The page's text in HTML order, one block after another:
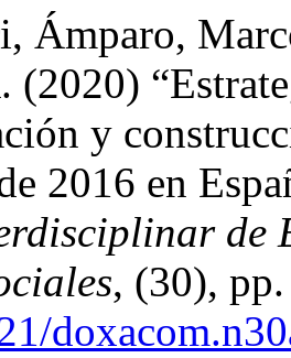
Ámparo,
(2020)
y
2016 en
de
, (30),